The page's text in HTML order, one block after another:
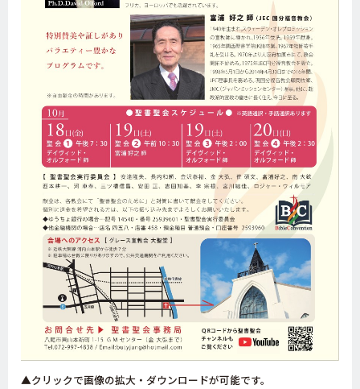
▲クリックで画像の拡大・ダウンロードが可能です。